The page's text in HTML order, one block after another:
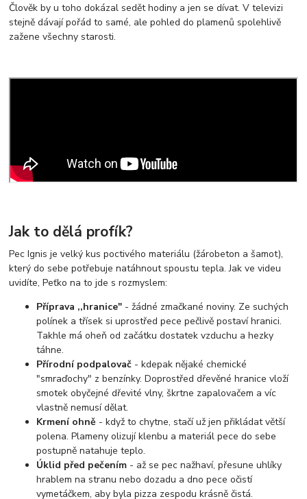
Člověk by u toho dokázal sedět hodiny a jen se dívat. V televizi
stejně dávají pořád to samé, ale pohled do plamenů spolehlivě
zažene všechny starosti.
Jak to dělá profík?
Pec Ignis je velký kus poctivého materiálu (žárobeton a šamot),
který do sebe potřebuje natáhnout spoustu tepla. Jak ve videu
uvidíte, Peťko na to jde s rozmyslem:
Příprava ,,hranice" - žádné zmačkané noviny. Ze suchých
polínek a třísek si uprostřed pece pečlivě postaví hranici.
Takhle má oheň od začátku dostatek vzduchu a hezky
táhne.
Přírodní podpalovač - kdepak nějaké chemické
"smraďochy" z benzínky. Doprostřed dřevěné hranice vloží
smotek obyčejné dřevité vlny, škrtne zapalovačem a víc
vlastně nemusí dělat.
Krmení ohně - když to chytne, stačí už jen přikládat větší
polena. Plameny olizují klenbu a materiál pece do sebe
postupně natahuje teplo.
Úklid před pečením - až se pec nažhaví, přesune uhlíky
hrablem na stranu nebo dozadu a dno pece očistí
vymetáčkem, aby byla pizza zespodu krásně čistá.